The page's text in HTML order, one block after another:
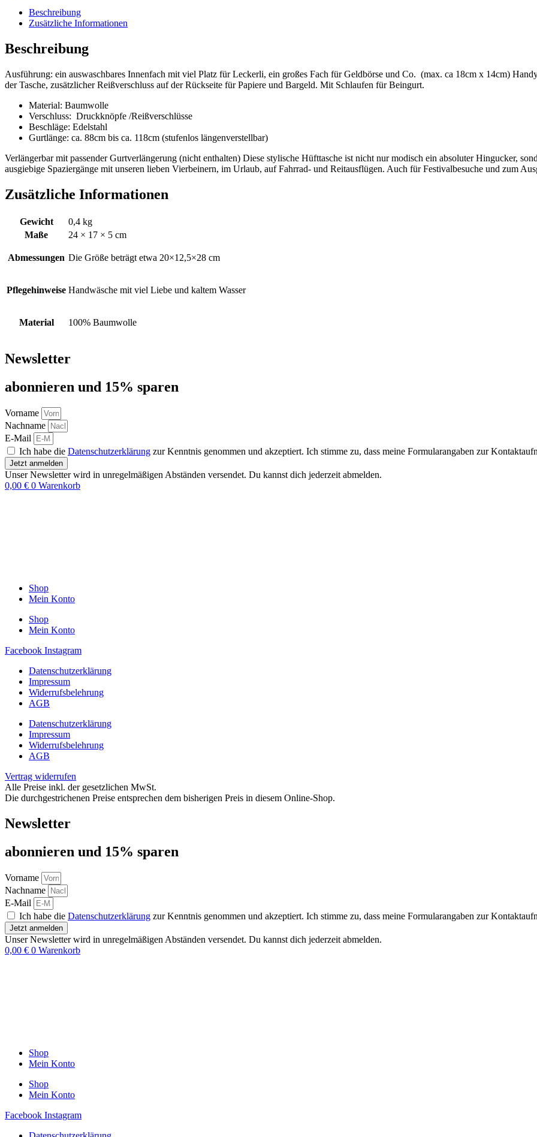
Beschreibung
Zusätzliche Informationen
Beschreibung
Ausführung: ein auswaschbares Innenfach mit viel Platz für Leckerli, ein großes Fach für Geldbörse und Co. (max. ca 18cm x 14cm)
der Tasche, zusätzlicher Reißverschluss auf der Rückseite für Papiere und Bargeld. Mit Schlaufen für Beingurt.
Material: Baumwolle
Verschluss: Druckknöpfe /Reißverschlüsse
Beschläge: Edelstahl
Gurtlänge: ca. 88cm bis ca. 118cm (stufenlos längenverstellbar)
Verlängerbar mit passender Gurtverlängerung (nicht enthalten) Diese stylische Hüfttasche ist nicht nur modisch ein absoluter Hingucker,
ausgiebige Spaziergänge mit unseren lieben Vierbeinern, im Urlaub, auf Fahrrad- und Reitausflügen. Auch für Festivalbesuche und zum
Zusätzliche Informationen
Gewicht
0,4 kg
Maße
24 × 17 × 5 cm
Abmessungen Die Größe beträgt etwa 20×12,5×28 cm
Pflegehinweise Handwäsche mit viel Liebe und kaltem Wasser
Material 100% Baumwolle
Newsletter
abon­nie­ren und 15% sparen
Vorname
Nachname
E-Mail
Ich habe die Datenschutzerklärung zur Kenntnis genommen und akzeptiert. Ich stimme zu, dass meine Formularangaben zur
Jetzt anmelden
Unser Newsletter wird in unregelmäßigen Abständen versendet. Du kannst dich jederzeit abmelden.
0,00 € 0 Warenkorb
Shop
Mein Konto
Shop
Mein Konto
Facebook Instagram
Datenschutzerklärung
Impressum
Widerrufsbelehrung
AGB
Datenschutzerklärung
Impressum
Widerrufsbelehrung
AGB
Vertrag widerrufen
Alle Preise inkl. der gesetzlichen MwSt.
Die durchgestrichenen Preise entsprechen dem bisherigen Preis in diesem Online-Shop.
Newsletter
abon­nie­ren und 15% sparen
Vorname
Nachname
E-Mail
Ich habe die Datenschutzerklärung zur Kenntnis genommen und akzeptiert. Ich stimme zu, dass meine Formularangaben zur
Jetzt anmelden
Unser Newsletter wird in unregelmäßigen Abständen versendet. Du kannst dich jederzeit abmelden.
0,00 € 0 Warenkorb
Shop
Mein Konto
Shop
Mein Konto
Facebook Instagram